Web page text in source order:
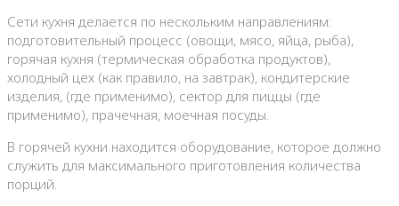
Сети кухня делается по нескольким направлениям:
подготовительный процесс (овощи, мясо, яйца, рыба),
горячая кухня (термическая обработка продуктов),
холодный цех (как правило, на завтрак), кондитерские
изделия, (где применимо), сектор для пиццы (где
применимо), прачечная, моечная посуды.
В горячей кухни находится оборудование, которое должно
служить для максимального приготовления количества
порций.